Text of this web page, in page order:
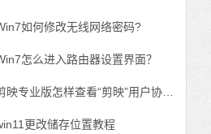
如何修改无线网络密码?
怎么进入路由器设置界面？
更改储存位置教程